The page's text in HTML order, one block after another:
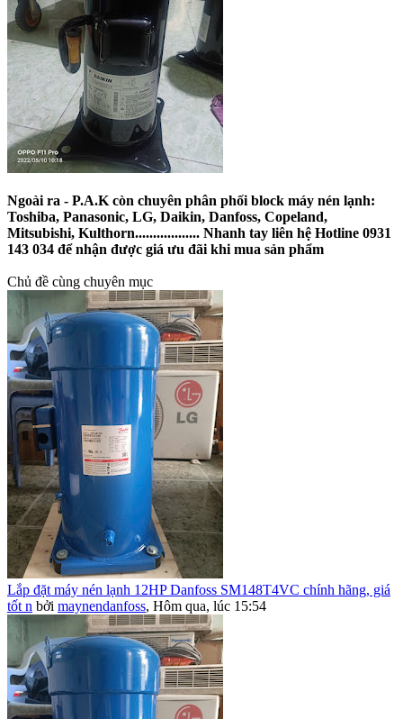
Ngoài ra - P.A.K còn chuyên phân phối block máy nén lạnh:
Toshiba, Panasonic, LG, Daikin, Danfoss, Copeland,
Mitsubishi, Kulthorn.................. Nhanh tay liên hệ Hotline 0931
143 034 để nhận được giá ưu đãi khi mua sản phẩm
Chủ đề cùng chuyên mục
Lắp đặt máy nén lạnh 12HP Danfoss SM148T4VC chính hãng, giá
tốt n bởi maynendanfoss, Hôm qua, lúc 15:54